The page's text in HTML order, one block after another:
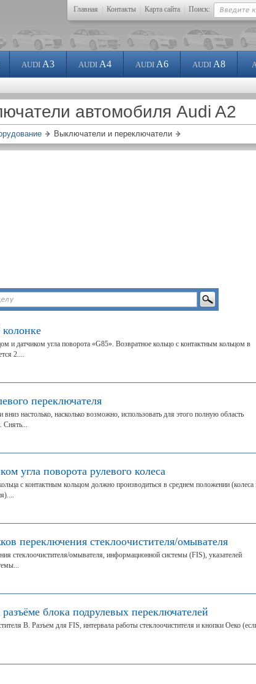
Главная Контакты Карта сайта Поиск:
AUDI A3 AUDI A4 AUDI A6 AUDI A8
автомобиля Audi A2
Выключатели и переключатели
и датчиком угла поворота «G85». Возвратное кольцо с контактным кольцом в
2....
переключателя
вниз настолько, насколько возможно, использовать для этого полную область
Снять...
угла поворота рулевого колеса
с контактным кольцом должно производиться в среднем положении (колеса
переключения стеклоочистителя/омывателя
стеклоочистителя/омывателя, информационной системы (FIS), указателей
блока подрулевых переключателей
B. Разъем для FIS, интервала работы стеклоочистителя и кнопки Оеко